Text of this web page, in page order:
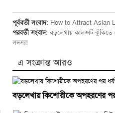
পূর্ববর্তী সংবাদ: How to Attract Asian
পরবর্তী সংবাদ:বড়লেখায় কালভার্ট ঝুঁকিতে
সদস্য!
এ সংক্রান্ত আরও
বড়লেখায় কিশোরীকে অপহরণের পর